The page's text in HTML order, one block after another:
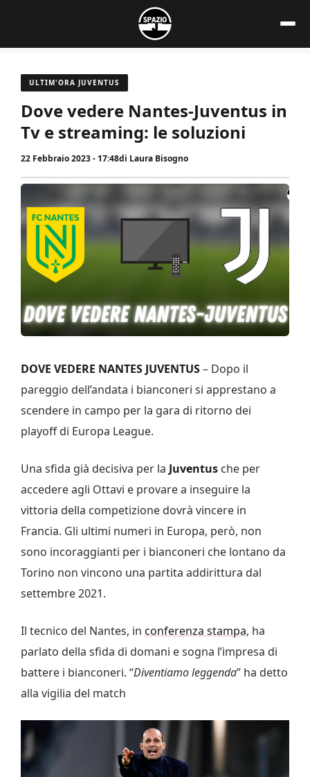
contenuto
ULTIM'ORA JUVENTUS
Dove vedere Nantes-Juventus in
Tv e streaming: le soluzioni
22 Febbraio 2023 - 17:48di Laura Bisogno
DOVE VEDERE NANTES JUVENTUS– Dopo il
pareggio dell’andata i bianconeri si apprestano a
scendere in campo per la gara di ritorno dei
playoff di Europa League.
Una sfida già decisiva per la Juventus che per
accedere agli Ottavi e provare a inseguire la
vittoria della competizione dovrà vincere in
Francia. Gli ultimi numeri in Europa, però, non
sono incoraggianti per i bianconeri che lontano da
Torino non vincono una partita addirittura dal
settembre 2021.
Il tecnico del Nantes, in conferenza stampa, ha
parlato della sfida di domani e sogna l’impresa di
battere i bianconeri. “Diventiamo leggenda” ha detto
alla vigilia del match